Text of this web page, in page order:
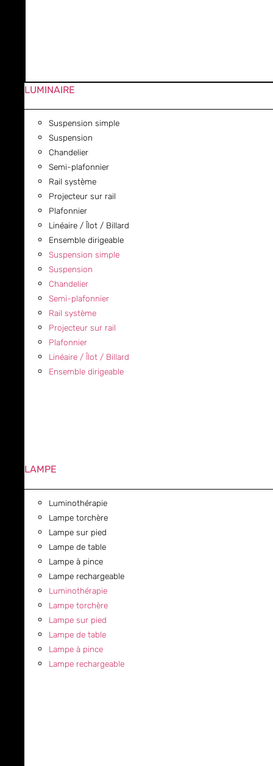
LUMINAIRE
Suspension simple
Suspension
Chandelier
Semi-plafonnier
Rail système
Projecteur sur rail
Plafonnier
Linéaire / Îlot / Billard
Ensemble dirigeable
Suspension simple
Suspension
Chandelier
Semi-plafonnier
Rail système
Projecteur sur rail
Plafonnier
Linéaire / Îlot / Billard
Ensemble dirigeable
LAMPE
Luminothérapie
Lampe torchère
Lampe sur pied
Lampe de table
Lampe à pince
Lampe rechargeable
Luminothérapie
Lampe torchère
Lampe sur pied
Lampe de table
Lampe à pince
Lampe rechargeable